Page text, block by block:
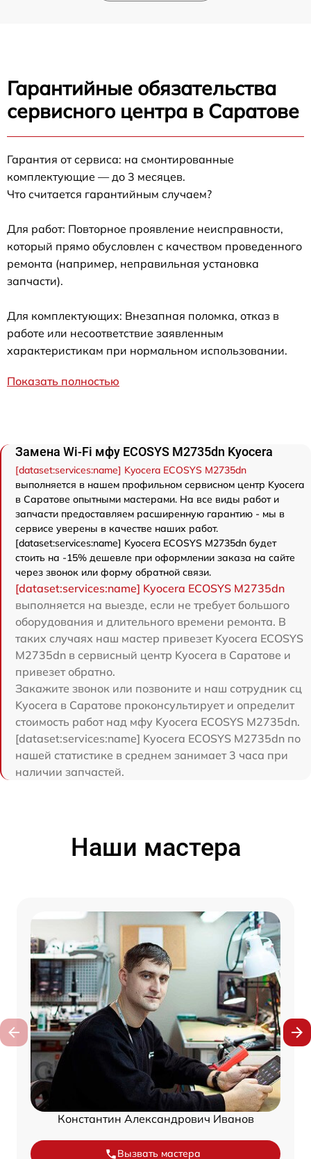
Гарантийные обязательства
сервисного центра в Саратове
Гарантия от сервиса: на смонтированные
комплектующие — до 3 месяцев.
Что считается гарантийным случаем?
Для работ: Повторное проявление неисправности,
который прямо обусловлен с качеством проведенного
ремонта (например, неправильная установка
запчасти).
Для комплектующих: Внезапная поломка, отказ в
работе или несоответствие заявленным
характеристикам при нормальном использовании.
Показать полностью
Замена Wi-Fi мфу ECOSYS M2735dn Kyocera
[dataset:services:name] Kyocera ECOSYS M2735dn
выполняется в нашем профильном сервисном центр Kyocera
в Саратове опытными мастерами. На все виды работ и
запчасти предоставляем расширенную гарантию - мы в
сервисе уверены в качестве наших работ.
[dataset:services:name] Kyocera ECOSYS M2735dn будет
стоить на -15% дешевле при оформлении заказа на сайте
через звонок или форму обратной связи.
[dataset:services:name] Kyocera ECOSYS M2735dn
выполняется на выезде, если не требует большого
оборудования и длительного времени ремонта. В
таких случаях наш мастер привезет Kyocera ECOSYS
M2735dn в сервисный центр Kyocera в Саратове и
привезет обратно.
Закажите звонок или позвоните и наш сотрудник сц
Kyocera в Саратове проконсультирует и определит
стоимость работ над мфу Kyocera ECOSYS M2735dn.
[dataset:services:name] Kyocera ECOSYS M2735dn по
нашей статистике в среднем занимает 3 часа при
наличии запчастей.
Наши мастера
Константин Александрович Иванов
Вызвать мастера